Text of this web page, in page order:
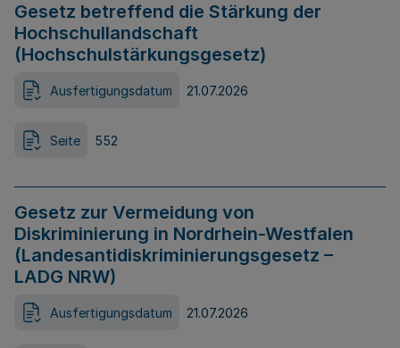
Gesetz betreffend die Stärkung der
Hochschullandschaft
(Hochschulstärkungsgesetz)
Ausfertigungsdatum 21.07.2026
Seite 552
Gesetz zur Vermeidung von
Diskriminierung in Nordrhein-Westfalen
(Landesantidiskriminierungsgesetz –
LADG NRW)
Ausfertigungsdatum 21.07.2026